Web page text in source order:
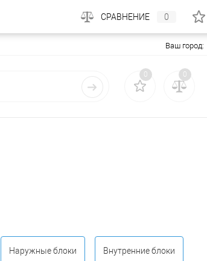
Ваш город:
0 0
Наружные блоки Внутренние блоки
СРАВНЕНИЕ 0